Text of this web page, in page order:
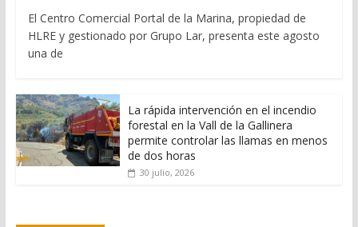
El Centro Comercial Portal de la Marina, propiedad de
HLRE y gestionado por Grupo Lar, presenta este agosto
una de
La rápida intervención en el incendio
forestal en la Vall de la Gallinera
permite controlar las llamas en menos
de dos horas
30 julio, 2026